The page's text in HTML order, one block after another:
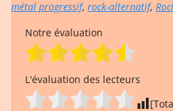
métal progressif, rock-alternatif,
Notre évaluation
L'évaluation des lecteurs